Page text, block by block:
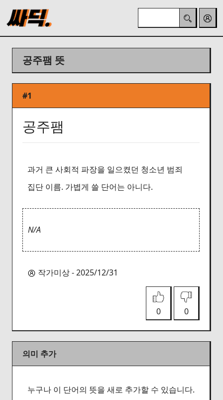
공주팸 뜻
#1
공주팸
과거 큰 사회적 파장을 일으켰던 청소년 범죄
집단 이름. 가볍게 쓸 단어는 아니다.
N/A
작가미상 - 2025/12/31
0 0
의미 추가
누구나 이 단어의 뜻을 새로 추가할 수 있습니다.